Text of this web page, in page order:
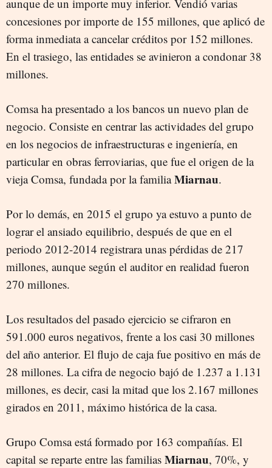
aunque de un importe muy inferior. Vendió varias
concesiones por importe de 155 millones, que aplicó de
forma inmediata a cancelar créditos por 152 millones.
En el trasiego, las entidades se avinieron a condonar 38
millones.
Comsa ha presentado a los bancos un nuevo plan de
negocio. Consiste en centrar las actividades del grupo
en los negocios de infraestructuras e ingeniería, en
particular en obras ferroviarias, que fue el origen de la
vieja Comsa, fundada por la familiaMiarnau.
Por lo demás, en 2015 el grupo ya estuvo a punto de
lograr el ansiado equilibrio, después de que en el
periodo 2012-2014 registrara unas pérdidas de 217
millones, aunque según el auditor en realidad fueron
270 millones.
Los resultados del pasado ejercicio se cifraron en
591.000 euros negativos, frente a los casi 30 millones
del año anterior. El flujo de caja fue positivo en más de
28 millones. La cifra de negocio bajó de 1.237 a 1.131
millones, es decir, casi la mitad que los 2.167 millones
girados en 2011, máximo histórica de la casa.
Grupo Comsa está formado por 163 compañías. El
capital se reparte entre las familias Miarnau, 70%, y